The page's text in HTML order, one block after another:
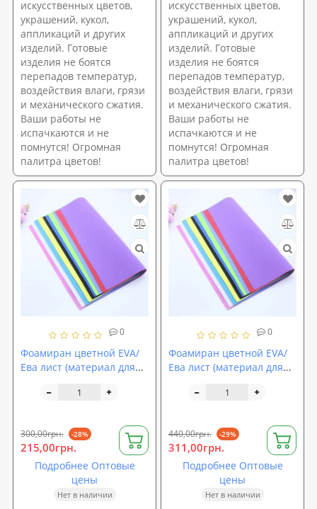
искусственных цветов,
украшений, кукол,
аппликаций и других
изделий. Готовые
изделия не боятся
перепадов температур,
воздействия влаги, грязи
и механического сжатия.
Ваши работы не
испачкаются и не
помнутся! Огромная
палитра цветов!
искусственных цветов,
украшений, кукол,
аппликаций и других
изделий. Готовые
изделия не боятся
перепадов температур,
воздействия влаги, грязи
и механического сжатия.
Ваши работы не
испачкаются и не
помнутся! Огромная
палитра цветов!
0
Фоамиран цветной EVA/
Ева лист (материал для
2000x1250x1мм
300,00грн. -28%
215,00грн.
Подробнее Оптовые
цены
Нет в наличии
0
Фоамиран цветной EVA/
Ева лист (материал для
2000x1250x2мм
440,00грн. -29%
311,00грн.
Подробнее Оптовые
цены
Нет в наличии